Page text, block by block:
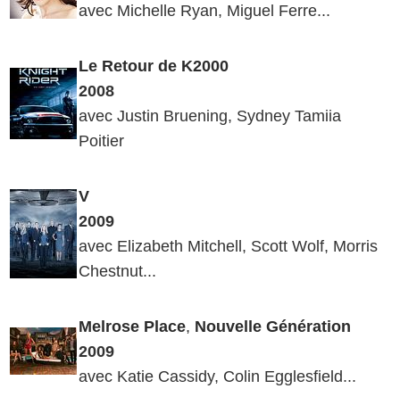
avec Michelle Ryan, Miguel Ferre...
Le Retour de K2000
2008
avec Justin Bruening, Sydney Tamiia
Poitier
V
2009
avec Elizabeth Mitchell, Scott Wolf, Morris
Chestnut...
Melrose Place, Nouvelle Génération
2009
avec Katie Cassidy, Colin Egglesfield...